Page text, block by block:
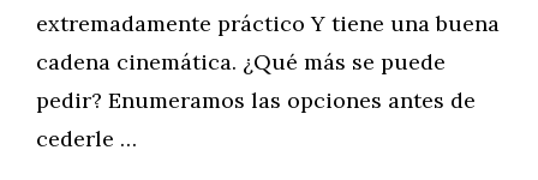
extremadamente práctico Y tiene una buena
cadena cinemática. ¿Qué más se puede
pedir? Enumeramos las opciones antes de
cederle …